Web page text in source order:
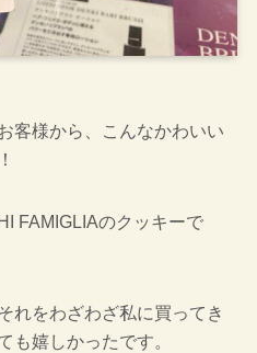
客様から、こんなかわいい
FAMIGLIAのクッキーで
れをわざわざ私に買ってき
も嬉しかったです。